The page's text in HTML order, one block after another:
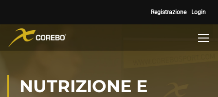
Registrazione Login
NUTRIZIONE E